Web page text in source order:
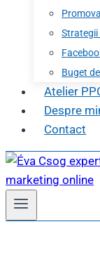
Strategii
Buget
Atelier
Despre
Contact